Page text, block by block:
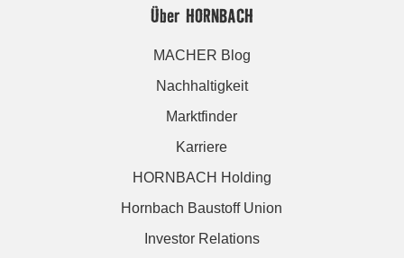
Über HORNBACH
MACHER Blog
Nachhaltigkeit
Marktfinder
Karriere
HORNBACH Holding
Hornbach Baustoff Union
Investor Relations